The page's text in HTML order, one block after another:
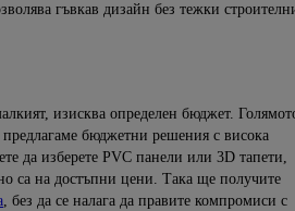
гъвкав дизайн без тежки
изисква определен бюджет.
предлагаме бюджетни решения с висока
да изберете PVC панели или 3D тапети,
са на достъпни цени. Така ще получите
, без да се налага да правите компромиси с